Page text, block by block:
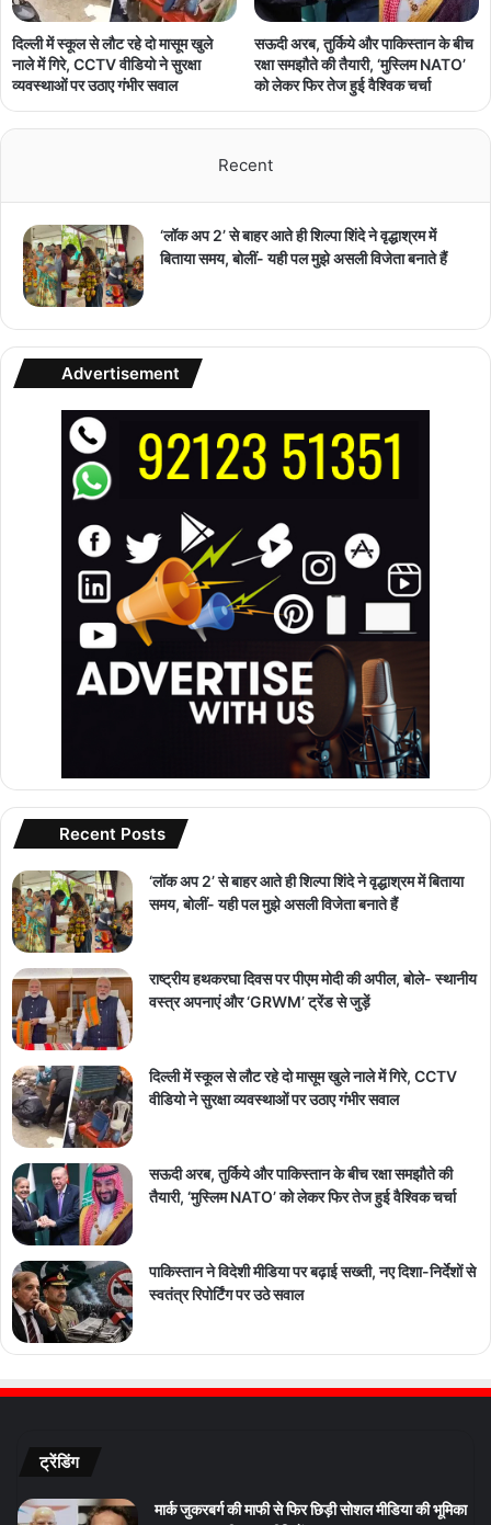
दिल्ली में स्कूल से लौट रहे दो मासूम खुले
नाले में गिरे, CCTV वीडियो ने सुरक्षा
व्यवस्थाओं पर उठाए गंभीर सवाल
सऊदी अरब, तुर्किये और पाकिस्तान के बीच
रक्षा समझौते की तैयारी, ‘मुस्लिम NATO’
को लेकर फिर तेज हुई वैश्विक चर्चा
Recent
‘लॉक अप 2’ से बाहर आते ही शिल्पा शिंदे ने वृद्धाश्रम में
बिताया समय, बोलीं- यही पल मुझे असली विजेता बनाते हैं
Advertisement
Recent Posts
‘लॉक अप 2’ से बाहर आते ही शिल्पा शिंदे ने वृद्धाश्रम में बिताया
समय, बोलीं- यही पल मुझे असली विजेता बनाते हैं
राष्ट्रीय हथकरघा दिवस पर पीएम मोदी की अपील, बोले- स्थानीय
वस्त्र अपनाएं और ‘GRWM’ ट्रेंड से जुड़ें
दिल्ली में स्कूल से लौट रहे दो मासूम खुले नाले में गिरे, CCTV
वीडियो ने सुरक्षा व्यवस्थाओं पर उठाए गंभीर सवाल
सऊदी अरब, तुर्किये और पाकिस्तान के बीच रक्षा समझौते की
तैयारी, ‘मुस्लिम NATO’ को लेकर फिर तेज हुई वैश्विक चर्चा
पाकिस्तान ने विदेशी मीडिया पर बढ़ाई सख्ती, नए दिशा-निर्देशों से
स्वतंत्र रिपोर्टिंग पर उठे सवाल
ट्रेंडिंग
मार्क जुकरबर्ग की माफी से फिर छिड़ी सोशल मीडिया की भूमिका